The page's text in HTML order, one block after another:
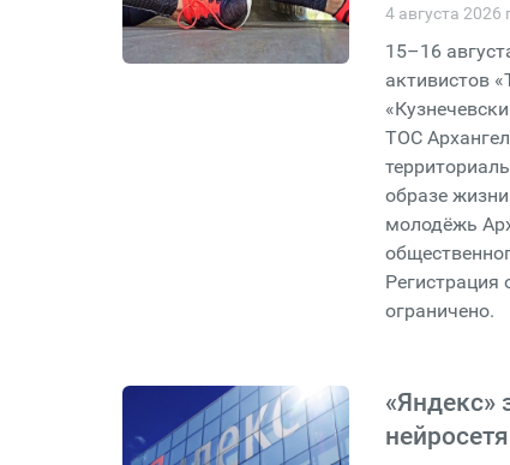
4 августа 2026
15–16
активистов
ТОС
образе
молодёжь
Регистрация
ограничено.
«Яндекс»